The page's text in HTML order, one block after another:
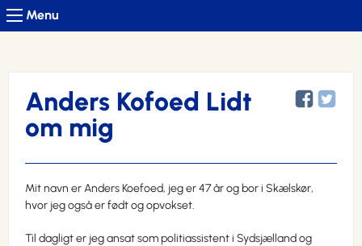
Menu
Anders Kofoed Lidt
om mig
Mit navn er Anders Koefoed, jeg er 47 år og bor i Skælskør,
hvor jeg også er født og opvokset.
Til dagligt er jeg ansat som politiassistent i Sydsjælland og